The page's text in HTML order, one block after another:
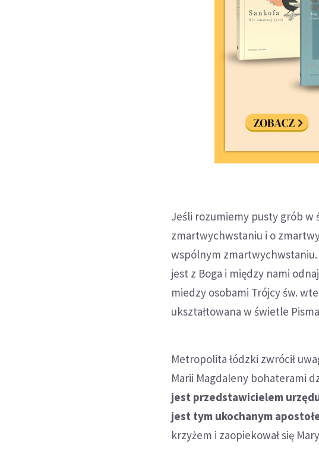
Jeśli rozumiemy pusty grób
zmartwychwstaniu i o
wspólnym zmartwychwstaniu.
jest z Boga i między nami
miedzy osobami Trójcy św.
ukształtowana w świetle
Metropolita łódzki zwrócił
Marii Magdaleny bohaterami
jest przedstawicielem
jest tym ukochanym
krzyżem i zaopiekował się